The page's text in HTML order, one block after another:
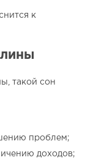
к
такой сон
проблем;
доходов;